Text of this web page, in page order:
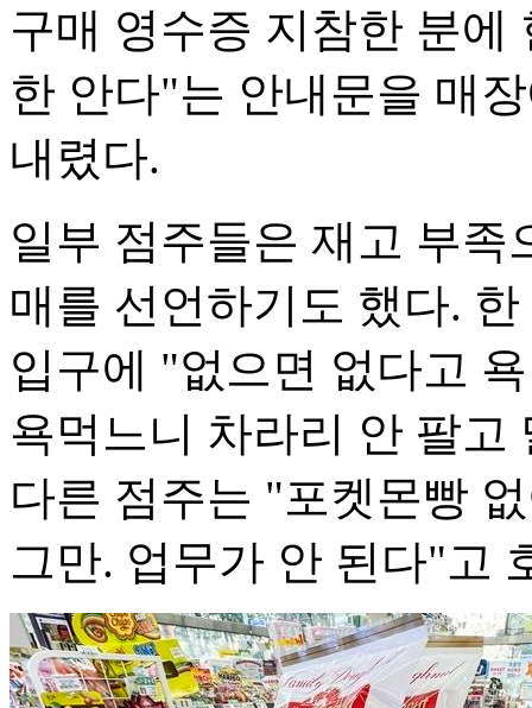
구매 영수증 지참한 분에
한 안다"는 안내문을 매
내렸다.
일부 점주들은 재고 부족
매를 선언하기도 했다.
입구에 "없으면 없다고
욕먹느니 차라리 안 팔고
다른 점주는 "포켓몬빵
그만. 업무가 안 된다"고